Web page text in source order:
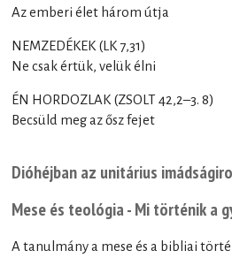
Az emberi élet három útja
NEMZEDÉKEK (LK 7,31)
Ne csak értük, velük élni
ÉN HORDOZLAK (ZSOLT 42,2–3. 8)
Becsüld meg az ősz fejet
Dióhéjban az unitárius
Mese és teológia - Mi történik a
A tanulmány a mese és a bibliai